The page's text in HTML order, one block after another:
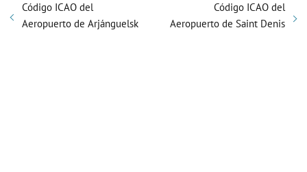
Código ICAO del
Aeropuerto de Arjánguelsk
Código ICAO del
Aeropuerto de Saint Denis